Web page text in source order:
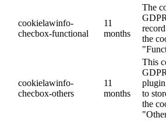
cookielawinfo-
checbox-functional
11
months
The
the
cookielawinfo-
checbox-others
11
months
This
to
the